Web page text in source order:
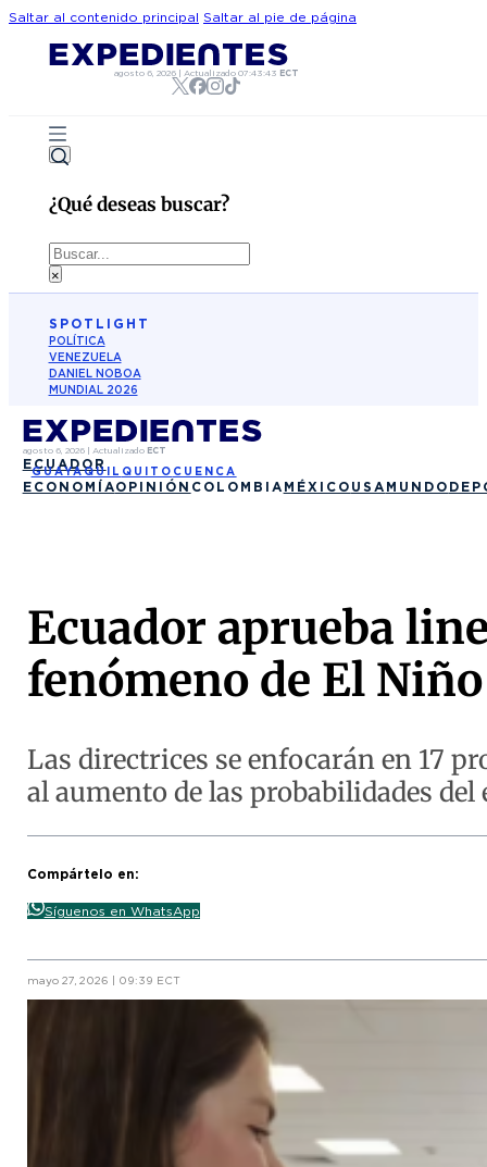
Saltar al contenido principal Saltar al pie de página
agosto 6, 2026 |Actualizado07:43:43 ECT
¿Qué deseas buscar?
Buscar
×
SPOTLIGHT
POLÍTICA
VENEZUELA
DANIEL NOBOA
MUNDIAL 2026
agosto 6, 2026| Actualizado ECT
ECUADOR
GUAYAQUIL QUITO CUENCA
ECONOMÍAOPINIÓN COLOMBIA MÉXICO USA MUNDO
Ecuador aprueba
fenómeno de El
Las directrices se enfocarán en 17
al aumento de las probabilidades
Compártelo en:
Síguenos en WhatsApp
mayo 27, 2026 | 09:39 ECT